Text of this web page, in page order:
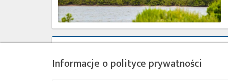
rakiety
Falcon
Informacje o polityce prywatności